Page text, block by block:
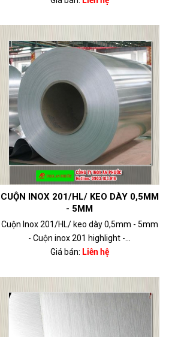
CUỘN INOX 201/HL/ KEO DÀY 0,5MM
- 5MM
Cuộn Inox 201/HL/ keo dày 0,5mm - 5mm
- Cuộn inox 201 highlight -...
Giá bán: Liên hệ